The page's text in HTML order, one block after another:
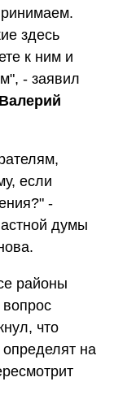
здесь
к ним и
- заявил
Валерий
если
-
думы
районы
что
определят на